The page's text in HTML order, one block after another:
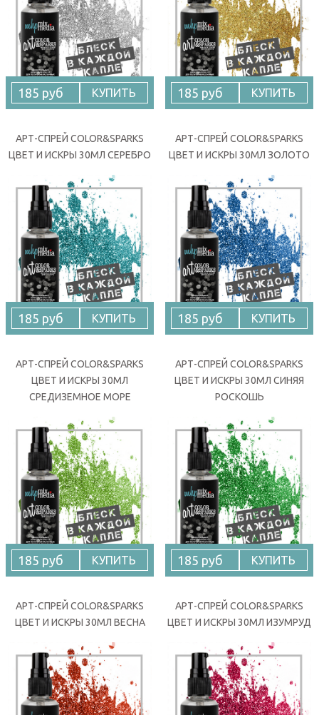
185 руб КУПИТЬ
АРТ-СПРЕЙ COLOR&SPARKS
ЦВЕТ И ИСКРЫ 30МЛ СЕРЕБРО
185 руб КУПИТЬ
АРТ-СПРЕЙ COLOR&SPARKS
ЦВЕТ И ИСКРЫ 30МЛ ЗОЛОТО
185 руб КУПИТЬ
АРТ-СПРЕЙ COLOR&SPARKS
ЦВЕТ И ИСКРЫ 30МЛ
СРЕДИЗЕМНОЕ МОРЕ
185 руб КУПИТЬ
АРТ-СПРЕЙ COLOR&SPARKS
ЦВЕТ И ИСКРЫ 30МЛ СИНЯЯ
РОСКОШЬ
185 руб КУПИТЬ
АРТ-СПРЕЙ COLOR&SPARKS
ЦВЕТ И ИСКРЫ 30МЛ ВЕСНА
185 руб КУПИТЬ
АРТ-СПРЕЙ COLOR&SPARKS
ЦВЕТ И ИСКРЫ 30МЛ ИЗУМРУД